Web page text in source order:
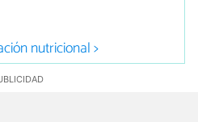
nutricional >